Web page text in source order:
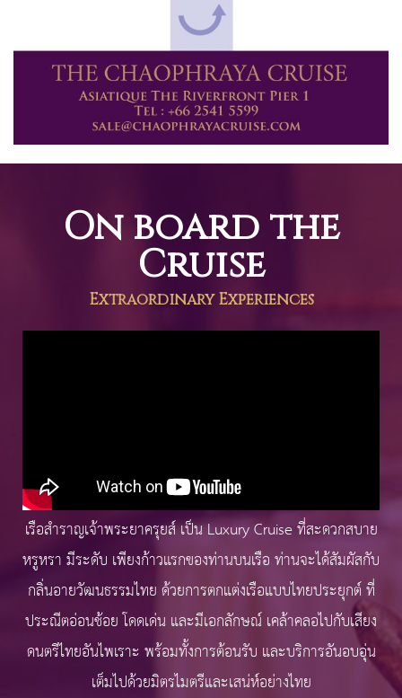
On board the
Cruise
Extraordinary Experiences
เรือสำราญเจ้าพระยาครุยส์ เป็น Luxury Cruise ที่สะดวกสบาย
หรูหรา มีระดับ เพียงก้าวแรกของท่านบนเรือ ท่านจะได้สัมผัสกับ
กลิ่นอายวัฒนธรรมไทย ด้วยการตกแต่งเรือแบบไทยประยุกต์ ที่
ประณีตอ่อนช้อย โดดเด่น และมีเอกลักษณ์ เคล้าคลอไปกับเสียง
ดนตรีไทยอันไพเราะ พร้อมทั้งการต้อนรับ และบริการอันอบอุ่น
เต็มไปด้วยมิตรไมตรีและเสน่ห์อย่างไทย